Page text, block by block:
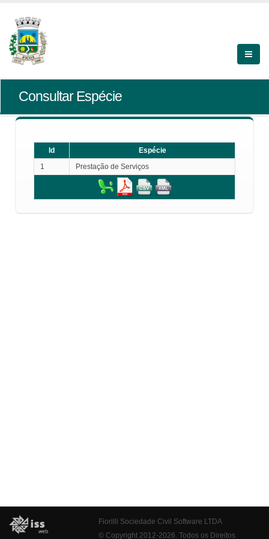
Consultar Espécie
Id
Espécie
1
Prestação de Serviços
Fiorilli Sociedade Civil Software LTDA
© Copyright 2012-2026. Todos os Direitos